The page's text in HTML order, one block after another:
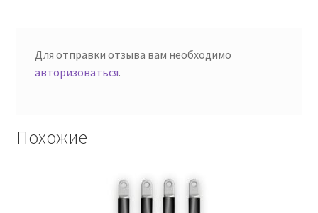
Для отправки отзыва вам необходимо
авторизоваться.
Похожие